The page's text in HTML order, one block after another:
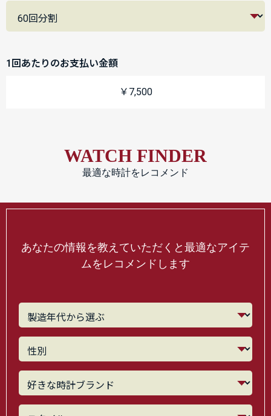
1回あたりのお支払い金額
￥7,500
WATCH FINDER
最適な時計をレコメンド
あなたの情報を教えていただくと最適なアイテ
ムをレコメンドします